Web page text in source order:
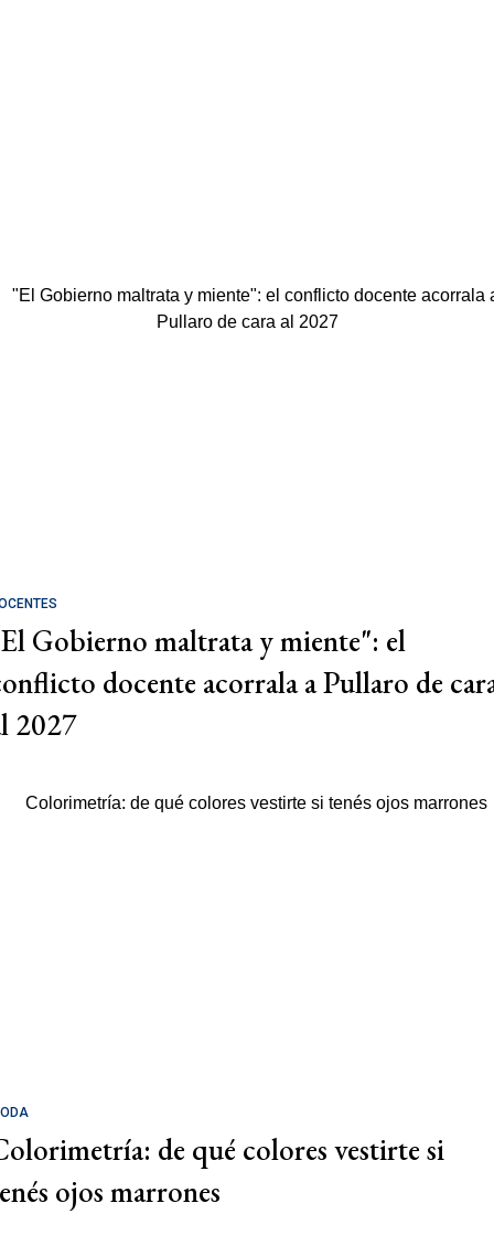
Gobierno maltrata y miente": el
docente acorrala a Pullaro de
2027
de qué colores vestirte si
ojos marrones